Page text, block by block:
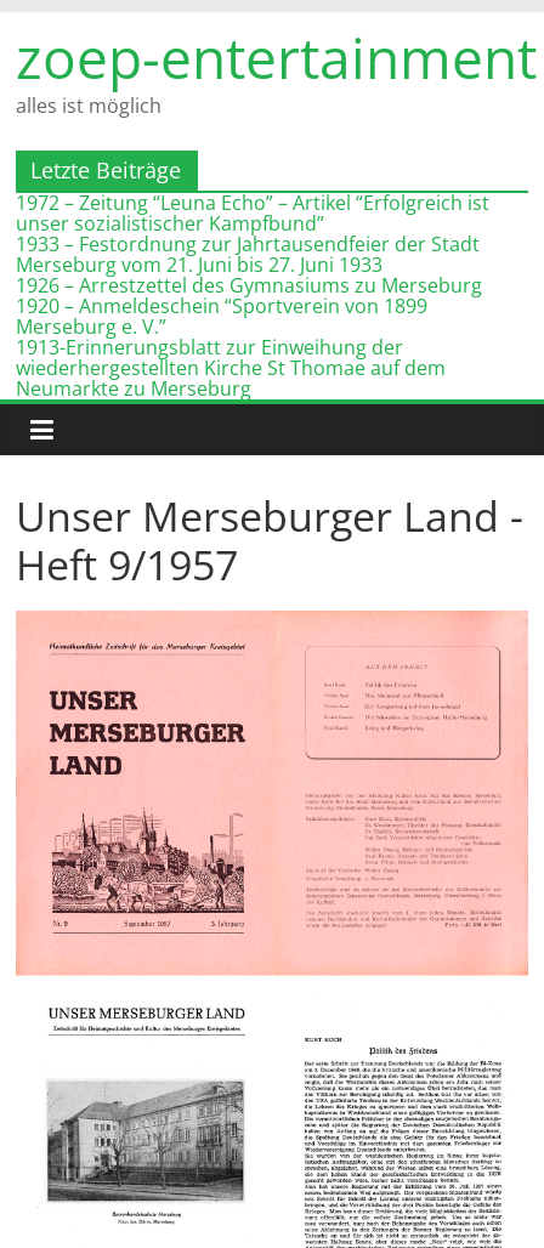
Inhalt
springen
zoep-entertainment
alles ist möglich
Letzte Beiträge
1972 – Zeitung “Leuna Echo” – Artikel “Erfolgreich ist
unser sozialistischer Kampfbund”
1933 – Festordnung zur Jahrtausendfeier der Stadt
Merseburg vom 21. Juni bis 27. Juni 1933
1926 – Arrestzettel des Gymnasiums zu Merseburg
1920 – Anmeldeschein “Sportverein von 1899
Merseburg e. V.”
1913-Erinnerungsblatt zur Einweihung der
wiederhergestellten Kirche St Thomae auf dem
Neumarkte zu Merseburg
Unser Merseburger Land -
Heft 9/1957